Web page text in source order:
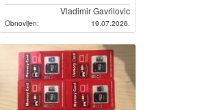
Vladimir Gavrilovic
Obnovljen: 19.07.2026.